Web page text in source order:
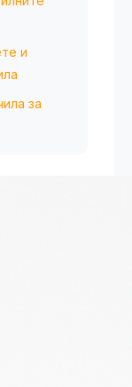
и
за